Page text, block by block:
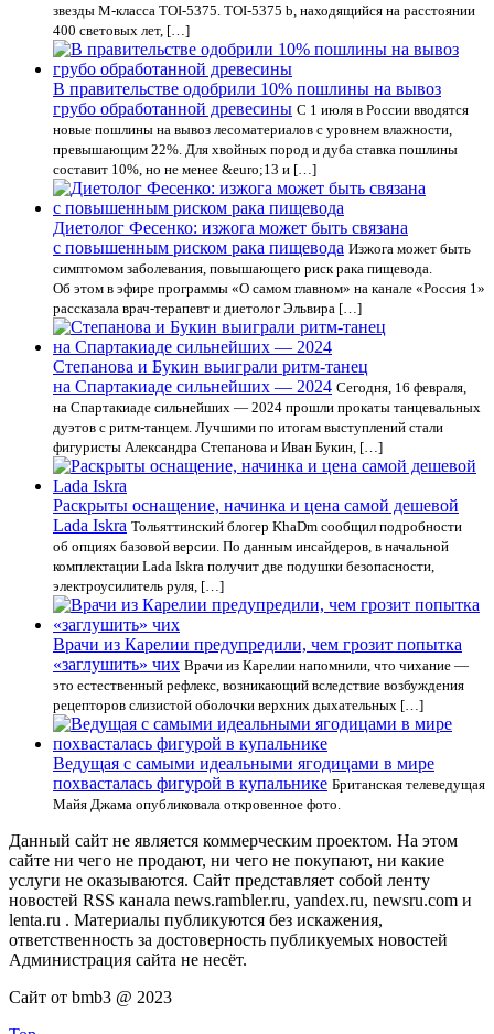
звезды M-класса TOI-5375. TOI-5375 b, находящийся на расстоянии
400 световых лет, […]
В правительстве одобрили 10% пошлины на вывоз
грубо обработанной древесины С 1 июля в России вводятся
новые пошлины на вывоз лесоматериалов с уровнем влажности,
превышающим 22%. Для хвойных пород и дуба ставка пошлины
составит 10%, но не менее &euro;13 и […]
Диетолог Фесенко: изжога может быть связана
с повышенным риском рака пищевода Изжога может быть
симптомом заболевания, повышающего риск рака пищевода.
Об этом в эфире программы «О самом главном» на канале «Россия 1»
рассказала врач-терапевт и диетолог Эльвира […]
Степанова и Букин выиграли ритм-танец
на Спартакиаде сильнейших — 2024 Сегодня, 16 февраля,
на Спартакиаде сильнейших — 2024 прошли прокаты танцевальных
дуэтов с ритм-танцем. Лучшими по итогам выступлений стали
фигуристы Александра Степанова и Иван Букин, […]
Раскрыты оснащение, начинка и цена самой дешевой
Lada Iskra Тольяттинский блогер KhaDm сообщил подробности
об опциях базовой версии. По данным инсайдеров, в начальной
комплектации Lada Iskra получит две подушки безопасности,
электроусилитель руля, […]
Врачи из Карелии предупредили, чем грозит попытка
«заглушить» чих Врачи из Карелии напомнили, что чихание —
это естественный рефлекс, возникающий вследствие возбуждения
рецепторов слизистой оболочки верхних дыхательных […]
Ведущая с самыми идеальными ягодицами в мире
похвасталась фигурой в купальнике Британская телеведущая
Майя Джама опубликовала откровенное фото.
Данный сайт не является коммерческим проектом. На этом
сайте ни чего не продают, ни чего не покупают, ни какие
услуги не оказываются. Сайт представляет собой ленту
новостей RSS канала news.rambler.ru, yandex.ru, newsru.com и
lenta.ru . Материалы публикуются без искажения,
ответственность за достоверность публикуемых новостей
Администрация сайта не несёт.
Сайт от bmb3 @ 2023